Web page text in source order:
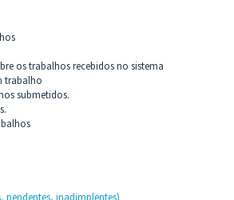
os trabalhos recebidos no sistema
trabalho
submetidos.
inadimplentes)